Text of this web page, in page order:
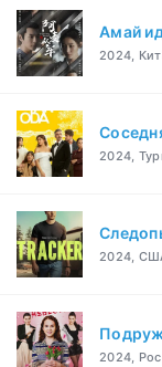
Амай
2024,
2024,
2024,
2024,